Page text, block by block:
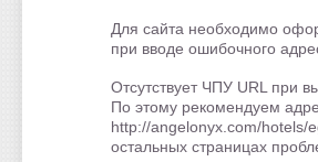
Для сайта необходимо
при вводе ошибочного
Отсутствует ЧПУ URL при
По этому рекомендуем
http://angelonyx.com/hotels/
остальных страницах